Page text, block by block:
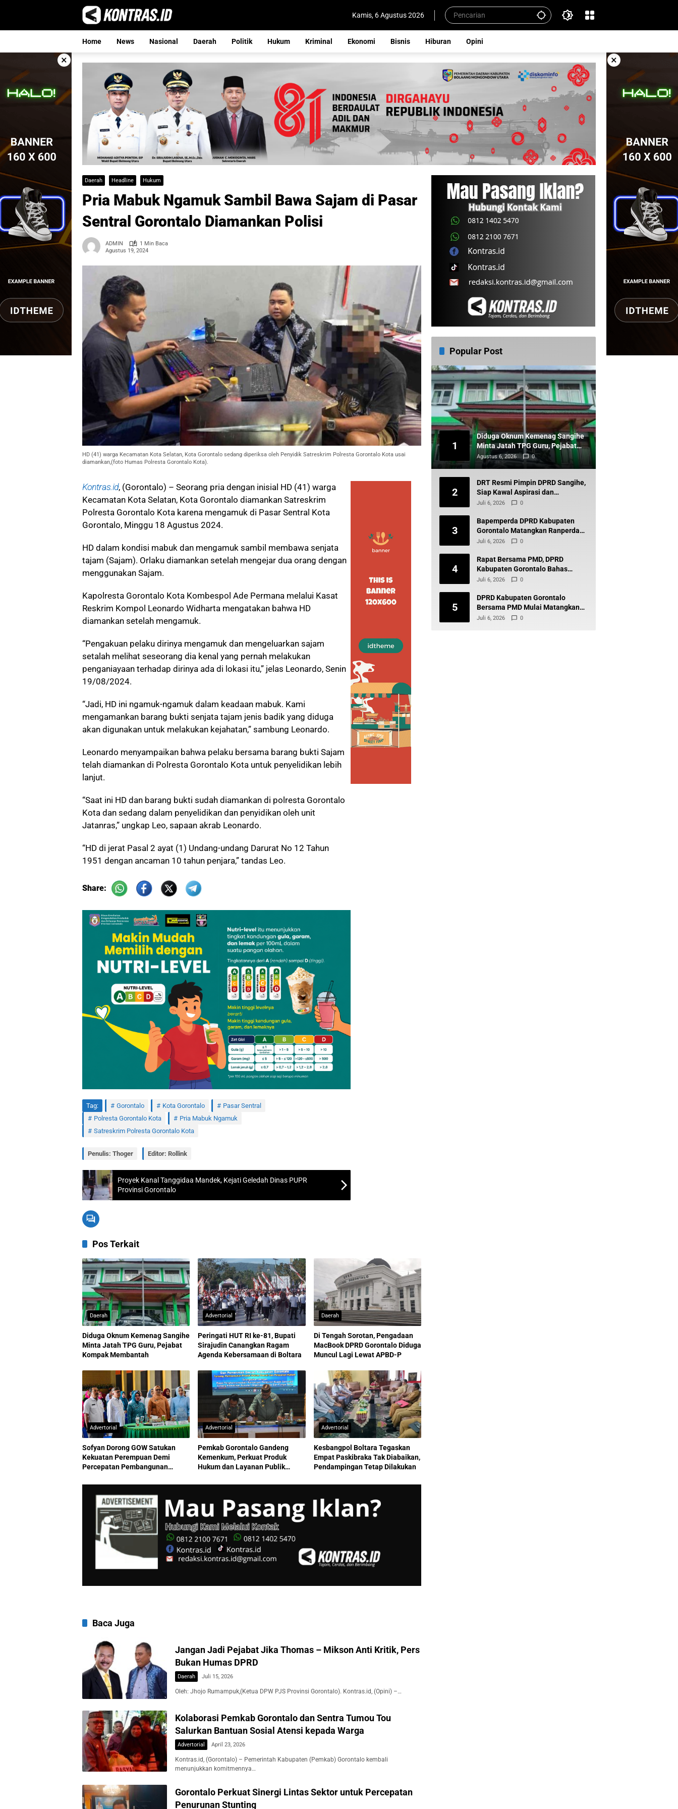
Kamis, 6 Agustus 2026
Home News Nasional Daerah Politik Hukum Kriminal Ekonomi Bisnis Hiburan Opini
× ×
Daerah Headline Hukum
Pria Mabuk Ngamuk Sambil Bawa Sajam di Pasar
Sentral Gorontalo Diamankan Polisi
ADMIN
1 Min Baca
Agustus 19, 2024
HD (41) warga Kecamatan Kota Selatan, Kota Gorontalo sedang diperiksa oleh Penyidik Satreskrim Polresta Gorontalo Kota usai
diamankan,(foto Humas Polresta Gorontalo Kota).
Kontras.id, (Gorontalo) – Seorang pria dengan inisial HD (41) warga
Kecamatan Kota Selatan, Kota Gorontalo diamankan Satreskrim
Polresta Gorontalo Kota karena mengamuk di Pasar Sentral Kota
Gorontalo, Minggu 18 Agustus 2024.
HD dalam kondisi mabuk dan mengamuk sambil membawa senjata
tajam (Sajam). Orlaku diamankan setelah mengejar dua orang dengan
menggunakan Sajam.
Kapolresta Gorontalo Kota Kombespol Ade Permana melalui Kasat
Reskrim Kompol Leonardo Widharta mengatakan bahwa HD
diamankan setelah mengamuk.
“Pengakuan pelaku dirinya mengamuk dan mengeluarkan sajam
setalah melihat seseorang dia kenal yang pernah melakukan
penganiayaan terhadap dirinya ada di lokasi itu,” jelas Leonardo, Senin
19/08/2024.
“Jadi, HD ini ngamuk-ngamuk dalam keadaan mabuk. Kami
mengamankan barang bukti senjata tajam jenis badik yang diduga
akan digunakan untuk melakukan kejahatan,” sambung Leonardo.
Leonardo menyampaikan bahwa pelaku bersama barang bukti Sajam
telah diamankan di Polresta Gorontalo Kota untuk penyelidikan lebih
lanjut.
“Saat ini HD dan barang bukti sudah diamankan di polresta Gorontalo
Kota dan sedang dalam penyelidikan dan penyidikan oleh unit
Jatanras,” ungkap Leo, sapaan akrab Leonardo.
“HD di jerat Pasal 2 ayat (1) Undang-undang Darurat No 12 Tahun
1951 dengan ancaman 10 tahun penjara,” tandas Leo.
Share:
Tag: Gorontalo Kota Gorontalo
Pasar Sentral
Polresta Gorontalo Kota
Pria Mabuk Ngamuk
Satreskrim Polresta Gorontalo Kota
Penulis: Thoger Editor: Rollink
Proyek Kanal Tanggidaa Mandek, Kejati Geledah Dinas PUPR
Provinsi Gorontalo
Pos Terkait
Daerah
Diduga Oknum Kemenag Sangihe
Minta Jatah TPG Guru, Pejabat
Kompak Membantah
Advertorial
Peringati HUT RI ke-81, Bupati
Sirajudin Canangkan Ragam
Agenda Kebersamaan di Boltara
Daerah
Di Tengah Sorotan, Pengadaan
MacBook DPRD Gorontalo Diduga
Muncul Lagi Lewat APBD-P
Advertorial
Sofyan Dorong GOW Satukan
Kekuatan Perempuan Demi
Percepatan Pembangunan
Advertorial
Pemkab Gorontalo Gandeng
Kemenkum, Perkuat Produk
Hukum dan Layanan Publik
Advertorial
Kesbangpol Boltara Tegaskan
Empat Paskibraka Tak Diabaikan,
Pendampingan Tetap Dilakukan
Baca Juga
Jangan Jadi Pejabat Jika Thomas – Mikson Anti Kritik, Pers
Bukan Humas DPRD
Daerah Juli 15, 2026
Oleh: Jhojo Rumampuk,(Ketua DPW PJS Provinsi Gorontalo). Kontras.id, (Opini) –…
Kolaborasi Pemkab Gorontalo dan Sentra Tumou Tou
Salurkan Bantuan Sosial Atensi kepada Warga
Advertorial April 23, 2026
Kontras.id, (Gorontalo) – Pemerintah Kabupaten (Pemkab) Gorontalo kembali
menunjukkan komitmennya…
Gorontalo Perkuat Sinergi Lintas Sektor untuk Percepatan
Penurunan Stunting
Popular Post
1
Diduga Oknum Kemenag Sangihe
Minta Jatah TPG Guru, Pejabat
Kompak Membantah
Agustus 6, 2026 0
2
DRT Resmi Pimpin DPRD Sangihe,
Siap Kawal Aspirasi dan
Pembangunan Daerah
Juli 6, 2026 0
3
Bapemperda DPRD Kabupaten
Gorontalo Matangkan Ranperda
Pajak Demi Tingkatkan
Juli 6, 2026 0
4
Rapat Bersama PMD, DPRD
Kabupaten Gorontalo Bahas
Program Strategis Perkuat
Juli 6, 2026 0
5
DPRD Kabupaten Gorontalo
Bersama PMD Mulai Matangkan
Pilkades 2027, Perda Jadi Sorotan
Juli 6, 2026 0